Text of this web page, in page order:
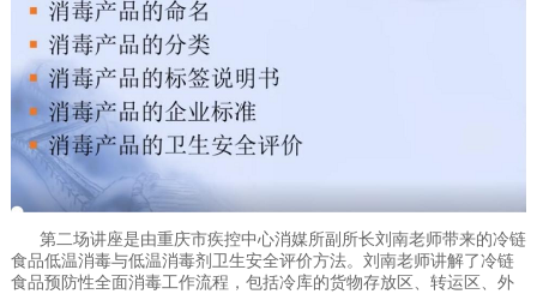
第二场讲座是由重庆市疾控中心消媒所副所长刘南老师带来的冷链
食品低温消毒与低温消毒剂卫生安全评价方法。刘南老师讲解了冷链
食品预防性全面消毒工作流程，包括冷库的货物存放区、转运区、外